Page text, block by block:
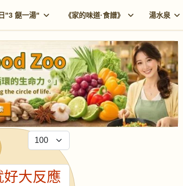
"3 餸一湯" 《家的味道·食譜》 湯水泉
每頁顯示條數
好大反應